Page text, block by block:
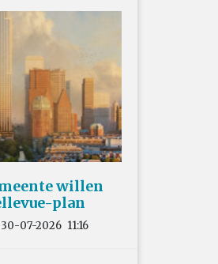
willen
plan
30-07-2026 11:16